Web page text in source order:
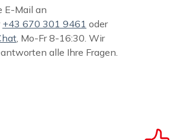
E-Mail an
+43 670 301 9461 oder
, Mo-Fr 8-16:30. Wir
alle Ihre Fragen.